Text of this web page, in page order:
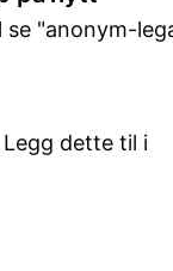
se "anonym-
dette til i